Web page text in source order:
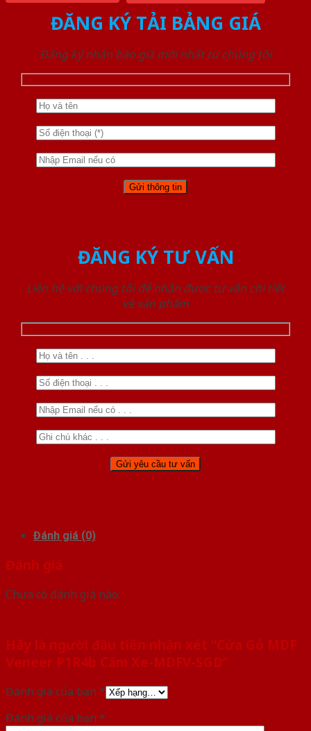
ĐĂNG KÝ TẢI BẢNG GIÁ
Đăng ký nhận báo giá mới nhất từ chúng tôi
ĐĂNG KÝ TƯ VẤN
Liên hệ với chúng tôi để nhận được tư vấn chi tiết
về sản phẩm
Đánh giá (0)
Đánh giá
Chưa có đánh giá nào.
Hãy là người đầu tiên nhận xét “Cửa Gỗ MDF
Veneer P1R4b Căm Xe-MDFV-SGD”
Đánh giá của bạn *
Đánh giá của bạn *